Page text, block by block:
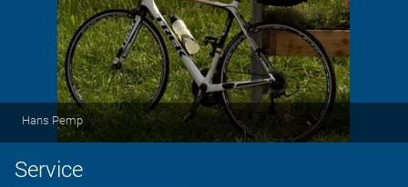
Hans Pemp
Service